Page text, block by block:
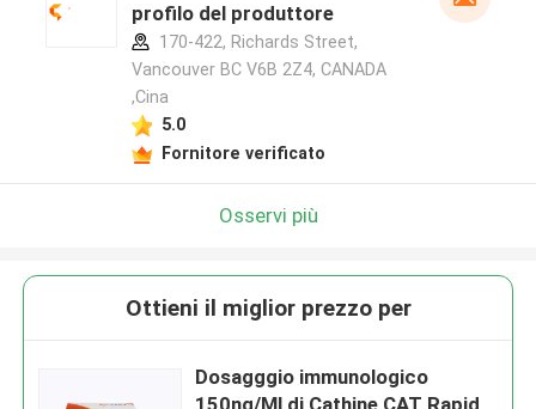
profilo del produttore
170-422, Richards Street,
Vancouver BC V6B 2Z4, CANADA
,Cina
5.0
Fornitore verificato
Osservi più
Ottieni il miglior prezzo per
Dosagggio immunologico